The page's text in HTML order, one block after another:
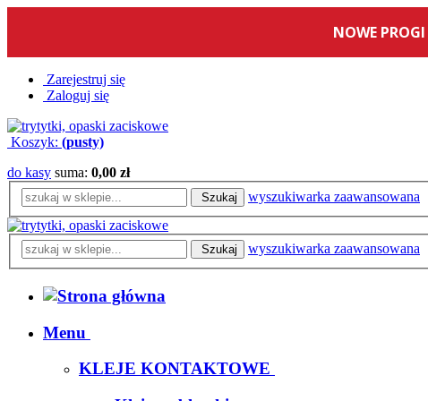
Zarejestruj się
Zaloguj się
Koszyk: (pusty)
do kasy suma: 0,00 zł
Szukaj wyszukiwarka zaawansowana
Szukaj wyszukiwarka zaawansowana
Menu
KLEJE KONTAKTOWE